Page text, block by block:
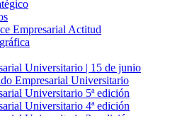
Empresarial Actitud
Universitario | 15 de junio
Empresarial Universitario
Universitario 5ª edición
Universitario 4ª edición